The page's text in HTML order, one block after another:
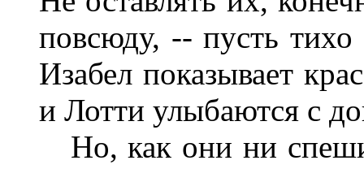
повсюду, -- пусть тихо
Изабел показывает
и Лотти улыбаются с
Но, как они ни